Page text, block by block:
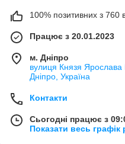
100% позитивних з 760
Працює з 20.01.2023
м. Дніпро
вулиця Князя Ярослава
Дніпро, Україна
Контакти
Сьогодні працює з
Показати весь графік